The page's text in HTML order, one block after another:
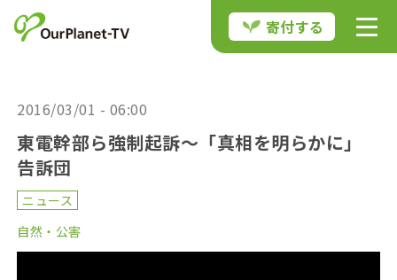
寄付する
2016/03/01 - 06:00
東電幹部ら強制起訴～「真相を明らかに」
告訴団
ニュース
自然・公害